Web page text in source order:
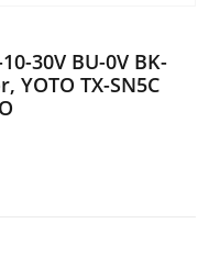
30V BU-0V BK-
YOTO TX-SN5C